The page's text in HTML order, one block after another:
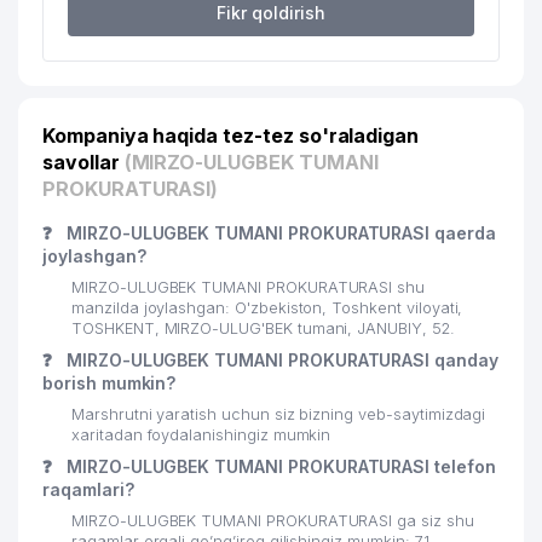
20 BALANS PLUS MChJ 559 м
22 MAXSUSBUTLASHGAZ MChJ
23 DISCOVERY STYLE MChJ
24 HAMKOR OSIYO SERVIS MChJ 566 м
26 GOLDEN CAMEL TOURISM MChJ 569 м
27
KAPITALBANK ATB MIRZO-ULUGBEK
FILIALI ATB
28 WILO RUS VAKOLATXONA
29 BUSINESS STANDART MChJ
LI M.B. YAKKA TARTIBDAGI
Fikr qoldirish
Kompaniya haqida tez-tez so'raladigan
savollar (MIRZO-ULUGBEK TUMANI
PROKURATURASI)
❓
MIRZO-ULUGBEK TUMANI PROKURATURASI qaerda
joylashgan?
MIRZO-ULUGBEK TUMANI PROKURATURASI shu
manzilda joylashgan: O'zbekiston, Toshkent viloyati,
TOSHKENT, MIRZO-ULUG'BEK tumani, JANUBIY, 52.
❓
MIRZO-ULUGBEK TUMANI PROKURATURASI qanday
borish mumkin?
Marshrutni yaratish uchun siz bizning veb-saytimizdagi
xaritadan foydalanishingiz mumkin
❓
MIRZO-ULUGBEK TUMANI PROKURATURASI telefon
raqamlari?
MIRZO-ULUGBEK TUMANI PROKURATURASI ga siz shu